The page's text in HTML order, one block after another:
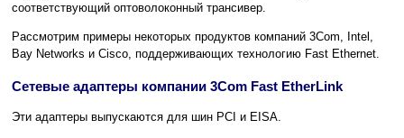
соответствующий оптоволоконный трансивер.
Рассмотрим примеры некоторых продуктов компаний 3Com, Intel,
Bay Networks и Cisco, поддерживающих технологию Fast Ethernet.
Сетевые адаптеры компании 3Com Fast EtherLink
Эти адаптеры выпускаются для шин PCI и EISA.